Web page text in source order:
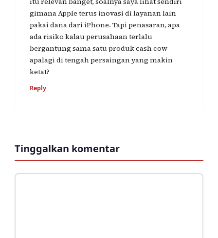
gimana Apple terus inovasi di layanan lain
pakai dana dari iPhone. Tapi penasaran, apa
ada risiko kalau perusahaan terlalu
bergantung sama satu produk cash cow
apalagi di tengah persaingan yang makin
ketat?
Reply
Tinggalkan komentar
Komentar
Nama
Surel
Situs